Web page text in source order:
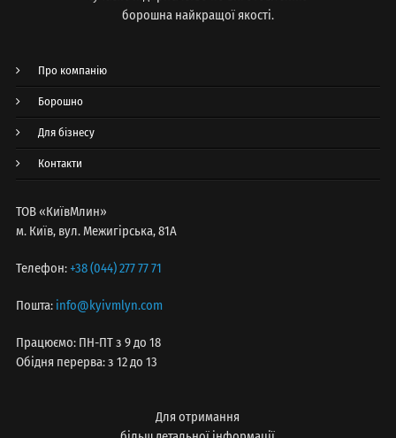
борошна найкращої якості.
Про компанію
Борошно
Для бізнесу
Контакти
ТОВ «КиївМлин»
м. Київ, вул. Межигірська, 81А
Телефон:+38 (044) 277 77 71
Пошта: info@kyivmlyn.com
Працюємо: ПН-ПТ з 9 до 18
Обідня перерва: з 12 до 13
Для отримання